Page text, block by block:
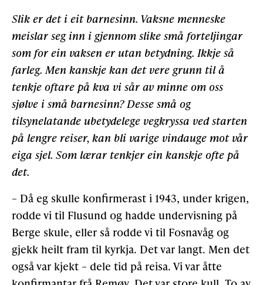
Slik er det i eit barnesinn. Vaksne menneske
meislar seg inn i gjennom slike små forteljingar
som for ein vaksen er utan betydning. Ikkje så
farleg. Men kanskje kan det vere grunn til å
tenkje oftare på kva vi sår av minne om oss
sjølve i små barnesinn? Desse små og
tilsynelatande ubetydelege vegkryssa ved starten
på lengre reiser, kan bli varige vindauge mot vår
eiga sjel. Som lærar tenkjer ein kanskje ofte på
det.
– Då eg skulle konfirmerast i 1943, under krigen,
rodde vi til Flusund og hadde undervisning på
Berge skule, eller så rodde vi til Fosnavåg og
gjekk heilt fram til kyrkja. Det var langt. Men det
også var kjekt – dele tid på reisa. Vi var åtte